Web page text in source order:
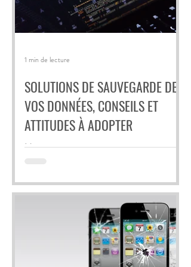
SOLUTIONS DE SAUVEGARDE DE
VOS DONNÉES, CONSEILS ET
ATTITUDES À ADOPTER
Nous mettons tout en œuvre pour vous
serveurs NAS,...
1 min de lecture